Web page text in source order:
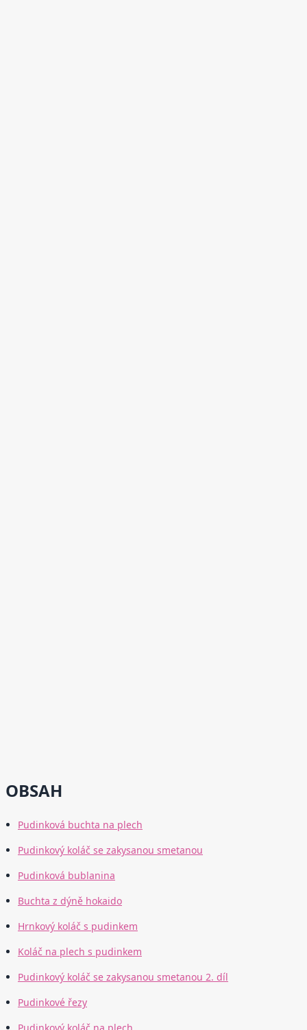
OBSAH
Pudinková buchta na plech
Pudinkový koláč se zakysanou smetanou
Pudinková bublanina
Buchta z dýně hokaido
Hrnkový koláč s pudinkem
Koláč na plech s pudinkem
Pudinkový koláč se zakysanou smetanou 2. díl
Pudinkové řezy